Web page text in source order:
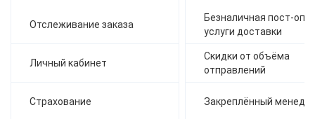
Отслеживание заказа
Личный кабинет
Страхование
Безналичная пост-
услуги доставки
Скидки от объёма
отправлений
Закреплённый